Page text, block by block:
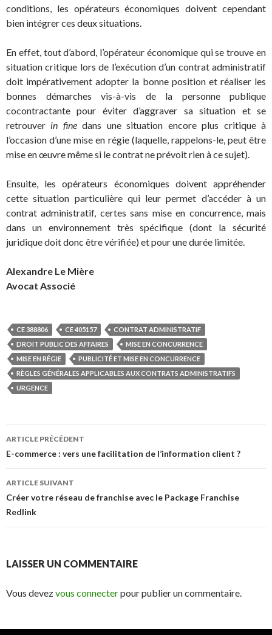
conditions, les opérateurs économiques doivent cependant
bien intégrer ces deux situations.
En effet, tout d’abord, l’opérateur économique qui se trouve en
situation critique lors de l’exécution d’un contrat administratif
doit impérativement adopter la bonne position et réaliser les
bonnes démarches vis-à-vis de la personne publique
cocontractante pour éviter d’aggraver sa situation et se
retrouver in finedans une situation encore plus critique à
l’occasion d’une mise en régie (laquelle, rappelons-le, peut être
mise en œuvre même si le contrat ne prévoit rien à ce sujet).
Ensuite, les opérateurs économiques doivent appréhender
cette situation particulière qui leur permet d’accéder à un
contrat administratif, certes sans mise en concurrence, mais
dans un environnement très spécifique (dont la sécurité
juridique doit donc être vérifiée) et pour une durée limitée.
Alexandre Le Mière
Avocat Associé
CE 388806 CE 405157
CONTRAT ADMINISTRATIF
DROIT PUBLIC DES AFFAIRES
MISE EN CONCURRENCE
MISE EN RÉGIE
PUBLICITÉ ET MISE EN CONCURRENCE
RÈGLES GÉNÉRALES APPLICABLES AUX CONTRATS ADMINISTRATIFS
URGENCE
Navigation
des
articles
ARTICLE PRÉCÉDENT
E-commerce : vers une facilitation de l’information client ?
ARTICLE SUIVANT
Créer votre réseau de franchise avec le Package Franchise
Redlink
LAISSER UN COMMENTAIRE
Vous devezvous connecterpour publier un commentaire.